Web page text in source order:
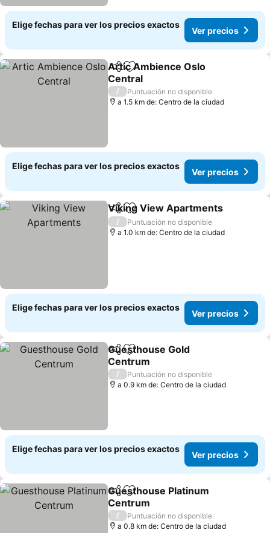
Elige fechas para ver los precios exactos
Ver precios
CompartirAgregar a favoritos
Artic Ambience Oslo
Central
Ver precios
/
Puntuación no disponible
a 1.5 km de: Centro de la ciudad
Elige fechas para ver los precios exactos
Ver precios
CompartirAgregar a favoritos
Viking View Apartments
/
Puntuación no disponible
a 1.0 km de: Centro de la ciudad
Elige fechas para ver los precios exactos
Ver precios
CompartirAgregar a favoritos
Guesthouse Gold
Centrum
Ver precios
/
Puntuación no disponible
a 0.9 km de: Centro de la ciudad
Elige fechas para ver los precios exactos
Ver precios
CompartirAgregar a favoritos
Guesthouse Platinum
Centrum
Ver precios
/
Puntuación no disponible
a 0.8 km de: Centro de la ciudad